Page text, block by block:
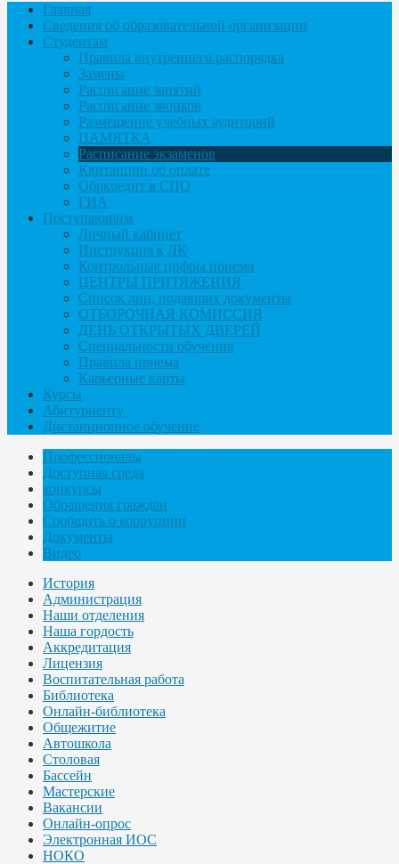
Главная
Сведения об образовательной организации
Студентам
Правила внутреннего распорядка
Замены
Расписание занятий
Расписание звонков
Размещение учебных аудиторий
ПАМЯТКА
Расписание экзаменов
Квитанции об оплате
Обркредит в СПО
ГИА
Поступающим
Личный кабинет
Инструкция к ЛК
Контрольные цифры приема
ЦЕНТРЫ ПРИТЯЖЕНИЯ
Список лиц, подавших документы
ОТБОРОЧНАЯ КОМИССИЯ
ДЕНЬ ОТКРЫТЫХ ДВЕРЕЙ
Специальности обучения
Правила приема
Карьерные карты
Курсы
Абитуриенту
Дистанционное обучение
Профессионалы
Доступная среда
конкурсы
Обращения граждан
Сообщить о коррупции
Документы
Видео
История
Администрация
Наши отделения
Наша гордость
Аккредитация
Лицензия
Воспитательная работа
Библиотека
Онлайн-библиотека
Общежитие
Автошкола
Столовая
Бассейн
Мастерские
Вакансии
Онлайн-опрос
Электронная ИОС
НОКО